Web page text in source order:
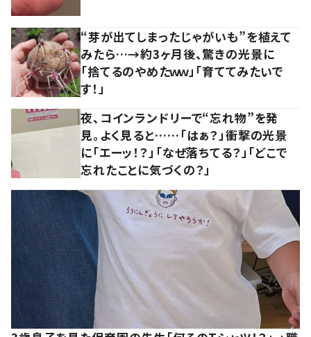
“芽が出てしまったじゃがいも”を植えて
みたら…→約3ヶ月後、驚きの光景に
「捨てるのやめたｗｗ」「育ててみたいで
す！」
夜、コインランドリーで“忘れ物”を発
見。よく見ると……「はぁ？」衝撃の光景
に「エーッ！？」「なぜ落ちてる？」「どこで
忘れたことに気づくの？」